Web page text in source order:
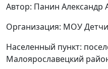
Автор: Панин Александр
Организация: МОУ
Населенный пункт:
Малоярославецкий